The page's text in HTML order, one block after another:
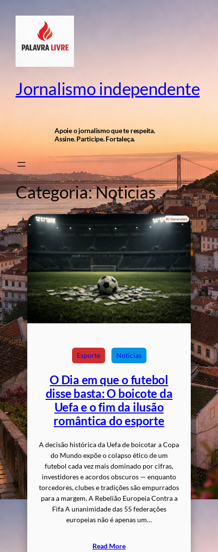
conteúdo
Jornalismo independente
Apoie o jornalismo que te respeita.
Assine. Participe. Fortaleça.
Categoria:Noticias
Esporte Noticias
O Dia em que o futebol
disse basta: O boicote da
Uefa e o fim da ilusão
romântica do esporte
A decisão histórica da Uefa de boicotar a Copa
do Mundo expõe o colapso ético de um
futebol cada vez mais dominado por cifras,
investidores e acordos obscuros — enquanto
torcedores, clubes e tradições são empurrados
para a margem. A Rebelião Europeia Contra a
Fifa A unanimidade das 55 federações
europeias não é apenas um…
Read More